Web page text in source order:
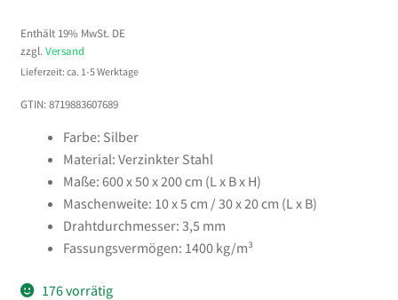
Enthält 19% MwSt. DE
zzgl.Versand
Lieferzeit: ca. 1-5 Werktage
GTIN: 8719883607689
Farbe: Silber
Material: Verzinkter Stahl
Maße: 600 x 50 x 200 cm (L x B x H)
Maschenweite: 10 x 5 cm / 30 x 20 cm (L x B)
Drahtdurchmesser: 3,5 mm
Fassungsvermögen: 1400 kg/m³
176 vorrätig